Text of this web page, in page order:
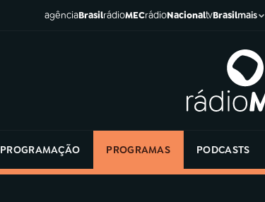
agênciaBrasilrádioMECrádioNacionaltvBrasilmais
PROGRAMAÇÃO PROGRAMAS PODCASTS